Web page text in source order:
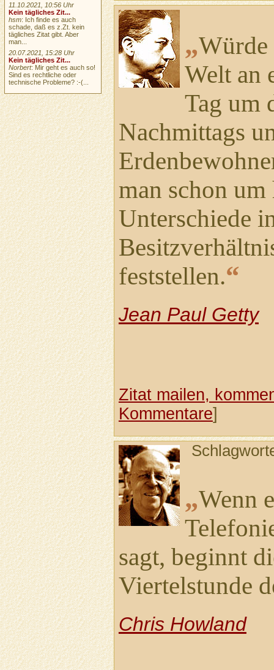
„Würde
Welt an
Tag um
Nachmittags
man schon
Unterschiede
feststellen.“
Jean Paul Getty
Zitat mailen,
Kommentare]
„Wenn
sagt, beginnt
Viertelstunde
Chris Howland
11.10.2021, 10:56 Uhr
Kein tägliches Zit...
hsm: Ich finde es auch
schade, daß es z.Zt. kein
tägliches Zitat gibt. Aber
man...
20.07.2021, 15:28 Uhr
Kein tägliches Zit...
Norbert: Mir geht es auch so!
Sind es rechtliche oder
technische Probleme? :-(...